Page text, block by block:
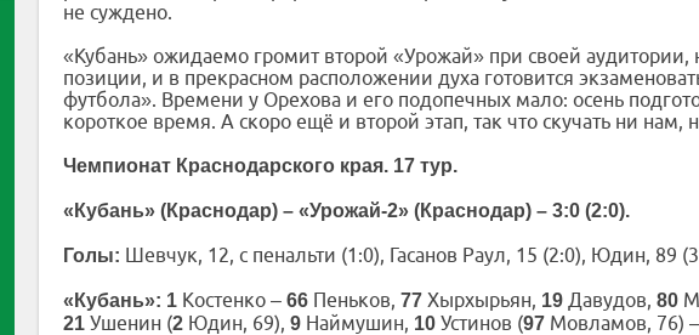
не суждено.
«Кубань» ожидаемо громит второй «Урожай» при своей аудитории,
позиции, и в прекрасном расположении духа готовится
футбола». Времени у Орехова и его подопечных мало: осень
короткое время. А скоро ещё и второй этап, так что скучать ни нам,
Чемпионат Краснодарского края. 17 тур.
«Кубань» (Краснодар) – «Урожай-2» (Краснодар) – 3:0 (2:0).
Голы: Шевчук, 12, с пенальти (1:0), Гасанов Раул, 15 (2:0), Юдин, 89
«Кубань»: 1 Костенко – 66 Пеньков, 77 Хырхырьян, 19 Давудов, 80
21 Ушенин (2 Юдин, 69), 9 Наймушин, 10 Устинов (97 Мовламов, 76) –